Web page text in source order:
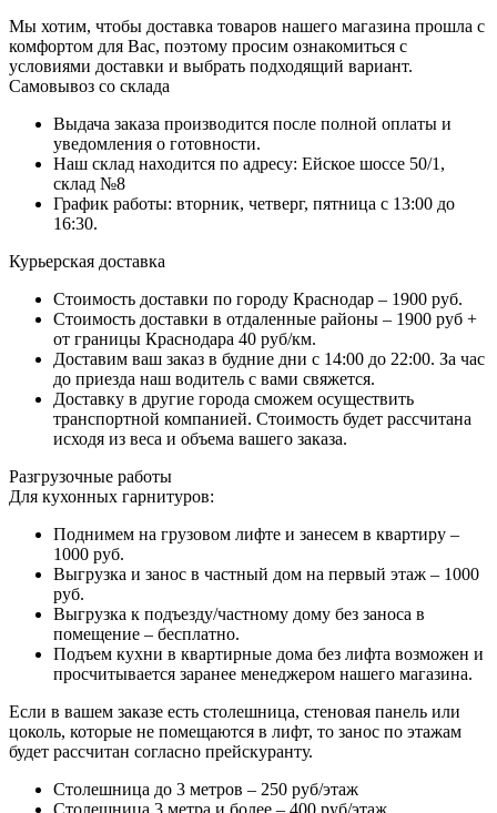
Мы хотим, чтобы доставка товаров нашего магазина прошла с
комфортом для Вас, поэтому просим ознакомиться с
условиями доставки и выбрать подходящий вариант.
Самовывоз со склада
Выдача заказа производится после полной оплаты и
уведомления о готовности.
Наш склад находится по адресу: Ейское шоссе 50/1,
склад №8
График работы: вторник, четверг, пятница с 13:00 до
16:30.
Курьерская доставка
Стоимость доставки по городу Краснодар – 1900 руб.
Стоимость доставки в отдаленные районы – 1900 руб +
от границы Краснодара 40 руб/км.
Доставим ваш заказ в будние дни с 14:00 до 22:00. За час
до приезда наш водитель с вами свяжется.
Доставку в другие города сможем осуществить
транспортной компанией. Стоимость будет рассчитана
исходя из веса и объема вашего заказа.
Разгрузочные работы
Для кухонных гарнитуров:
Поднимем на грузовом лифте и занесем в квартиру –
1000 руб.
Выгрузка и занос в частный дом на первый этаж – 1000
руб.
Выгрузка к подъезду/частному дому без заноса в
помещение – бесплатно.
Подъем кухни в квартирные дома без лифта возможен и
просчитывается заранее менеджером нашего магазина.
Если в вашем заказе есть столешница, стеновая панель или
цоколь, которые не помещаются в лифт, то занос по этажам
будет рассчитан согласно прейскуранту.
Столешница до 3 метров – 250 руб/этаж